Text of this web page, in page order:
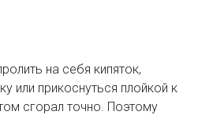
на себя кипяток,
или прикоснуться плойкой к
сгорал точно. Поэтому